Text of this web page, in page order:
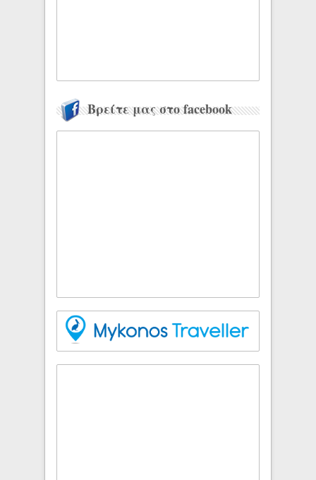
Βρείτε μας στο facebook